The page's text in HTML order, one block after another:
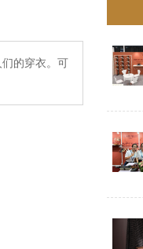
的穿衣。可